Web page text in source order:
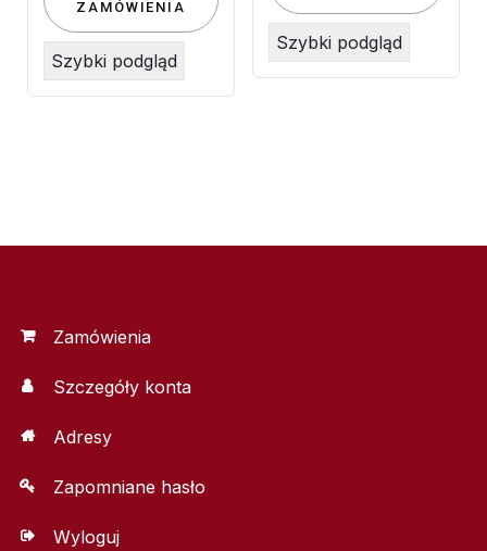
ZAMÓWIENIA
Szybki podgląd
Szybki podgląd
Zamówienia
Szczegóły konta
Adresy
Zapomniane hasło
Wyloguj